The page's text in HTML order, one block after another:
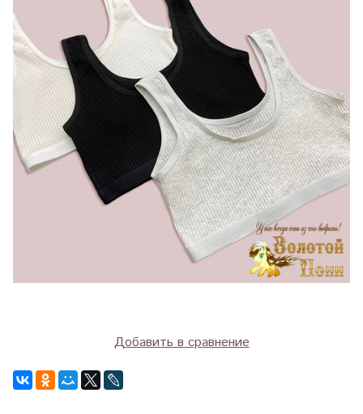
Добавить в сравнение